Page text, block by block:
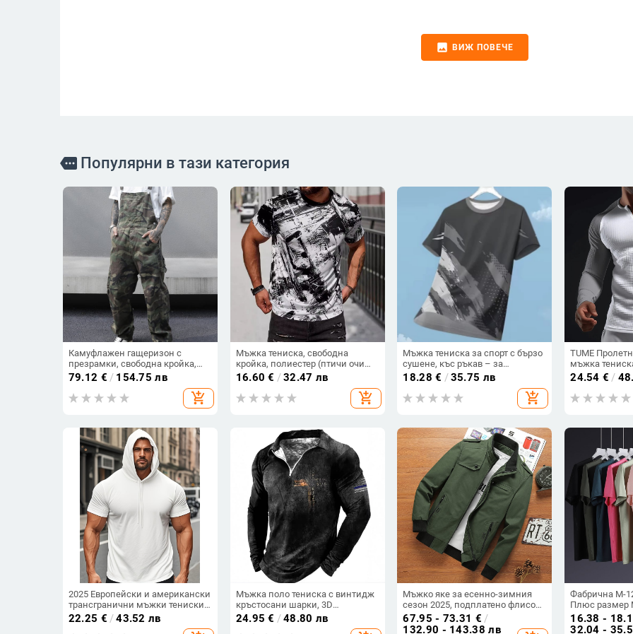
image ВИЖ ПОВЕЧЕ
more Популярни в тази категория
Камуфлажен гащеризон с
презрамки, свободна кройка,
100% памук, есен 2025 издание,
подходящ за всички сезони
79.12 € / 154.75 лв
add_shopping_cart
Мъжка тениска, свободна
кройка, полиестер (птичи очи
плат), 3D дигитален принт,
кръгло деколте, къси ръкави
16.60 € /32.47 лв
add_shopping_cart
Мъжка тениска за спорт с бързо
сушене, къс ръкав – за
тренировки, бягане и
бадминтон, лятна дишаща
дреха на открито
18.28 € /35.75 лв
add_shopping_cart
TUME
мъжка
същия цвят, с
24.54 € /
2025 Европейски и американски
трансгранични мъжки тениски,
тениски с качулка и къс ръкав,
модерни суитшърти с качулка,
22.25 € /43.52 лв
Мъжка поло тениска с винтидж
кръстосани шарки, 3D
дигитален печат, широка и
дишаща, с цип, за всички
24.95 € /48.80 лв
Мъжко яке за есенно-зимния
сезон 2025, подплатено флисом,
дебело, със стояща яка, дълги
ръкави, джобове с цип и преден
67.95 - 73.31 € /
132.90 - 143.38 лв
Фабрична M-
Плюс размер
тениска с
16.38 -
32.04 -